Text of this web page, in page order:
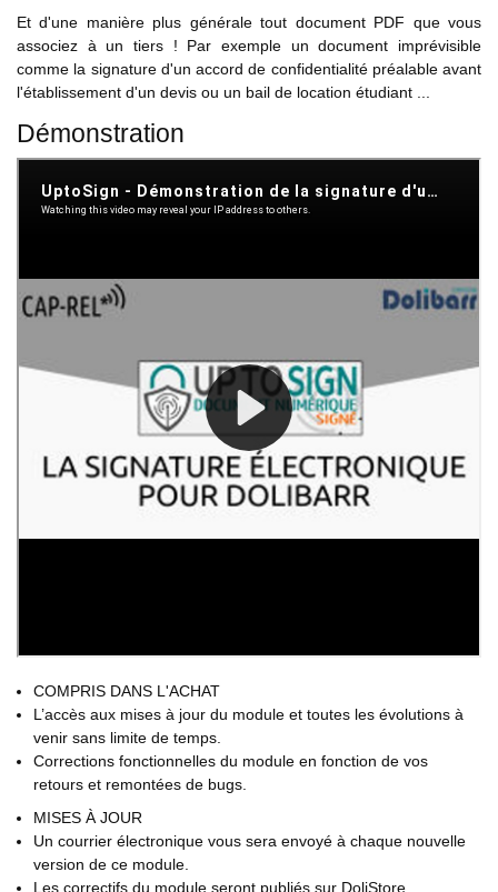
Et d'une manière plus générale tout document PDF que vous
associez à un tiers ! Par exemple un document imprévisible
comme la signature d'un accord de confidentialité préalable avant
l'établissement d'un devis ou un bail de location étudiant ...
Démonstration
COMPRIS DANS L'ACHAT
L’accès aux mises à jour du module et toutes les évolutions à
venir sans limite de temps.
Corrections fonctionnelles du module en fonction de vos
retours et remontées de bugs.
MISES À JOUR
Un courrier électronique vous sera envoyé à chaque nouvelle
version de ce module.
Les correctifs du module seront publiés sur DoliStore.